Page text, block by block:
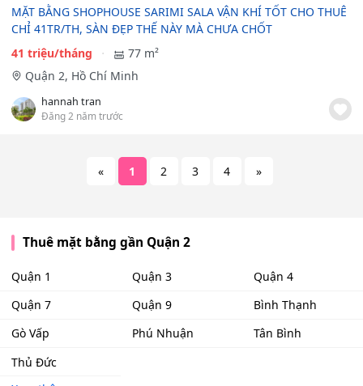
MẶT BẰNG SHOPHOUSE SARIMI SALA VẬN KHÍ TỐT CHO THUÊ
CHỈ 41TR/TH, SÀN ĐẸP THẾ NÀY MÀ CHƯA CHỐT
41 triệu/tháng
77 m²
Quận 2, Hồ Chí Minh
hannah tran
Đăng 2 năm trước
« 1 2 3 4 »
Thuê mặt bằng gần Quận 2
Quận 1 Quận 3
Quận 4
Quận 7
Quận 9
Bình Thạnh
Gò Vấp
Phú Nhuận
Tân Bình
Thủ Đức